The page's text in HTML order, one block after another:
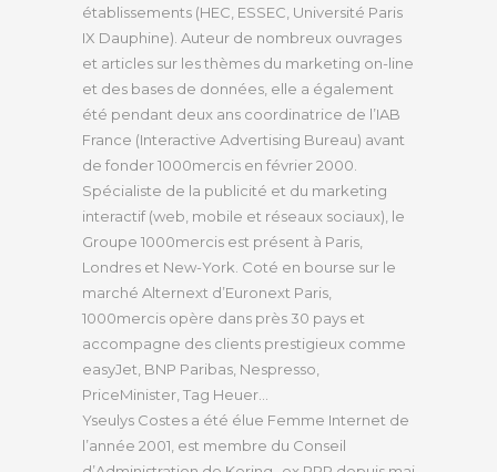
établissements (HEC, ESSEC, Université Paris
IX Dauphine). Auteur de nombreux ouvrages
et articles sur les thèmes du marketing on-line
et des bases de données, elle a également
été pendant deux ans coordinatrice de l’IAB
France (Interactive Advertising Bureau) avant
de fonder 1000mercis en février 2000.
Spécialiste de la publicité et du marketing
interactif (web, mobile et réseaux sociaux), le
Groupe 1000mercis est présent à Paris,
Londres et New-York. Coté en bourse sur le
marché Alternext d’Euronext Paris,
1000mercis opère dans près 30 pays et
accompagne des clients prestigieux comme
easyJet, BNP Paribas, Nespresso,
PriceMinister, Tag Heuer…
Yseulys Costes a été élue Femme Internet de
l’année 2001, est membre du Conseil